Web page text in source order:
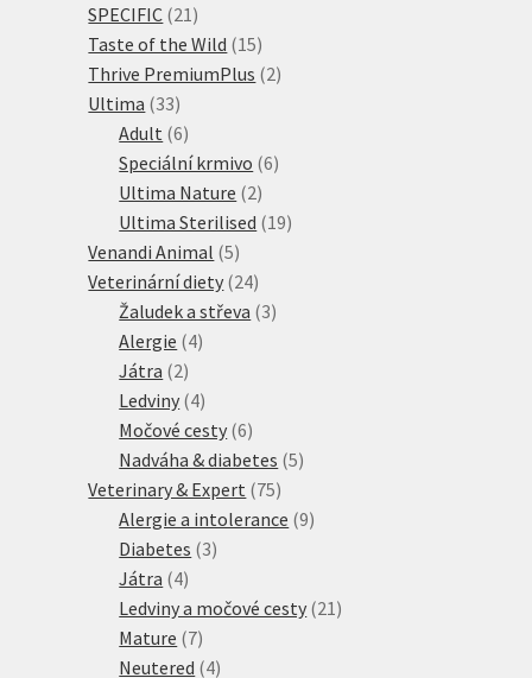
SPECIFIC 21 21
produktů
Taste of the Wild 1515
produktů
Thrive PremiumPlus 22
Ultima 3333
produktů
Adult 66
produktů
Speciální krmivo 66
Ultima Nature 22
produkty
Ultima Sterilised 1919
Venandi Animal 55
produktů
Veterinární diety 2424
produktů
Žaludek a střeva 33
Alergie 44
Játra 22
produkty
Ledviny 44
produkty
Močové cesty 66
produktů
Nadváha & diabetes 55
Veterinary & Expert 7575
produktů
Alergie a intolerance 99
Diabetes 33
Játra 44
produkty
Ledviny a močové cesty 21 21
Mature 77
produktů
Neutered 44